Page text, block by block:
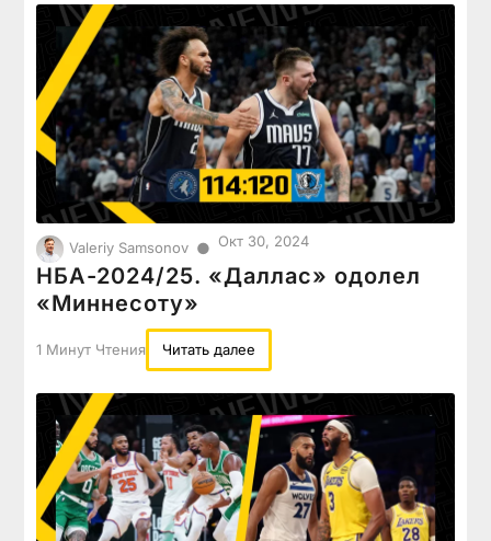
Valeriy Samsonov ● Окт 30, 2024
НБА-2024/25. «Даллас» одолел
«Миннесоту»
1 Минут Чтения Читать далее